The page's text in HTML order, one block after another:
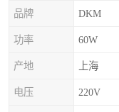
品牌 DKM
功率 60W
产地 上海
电压 220V